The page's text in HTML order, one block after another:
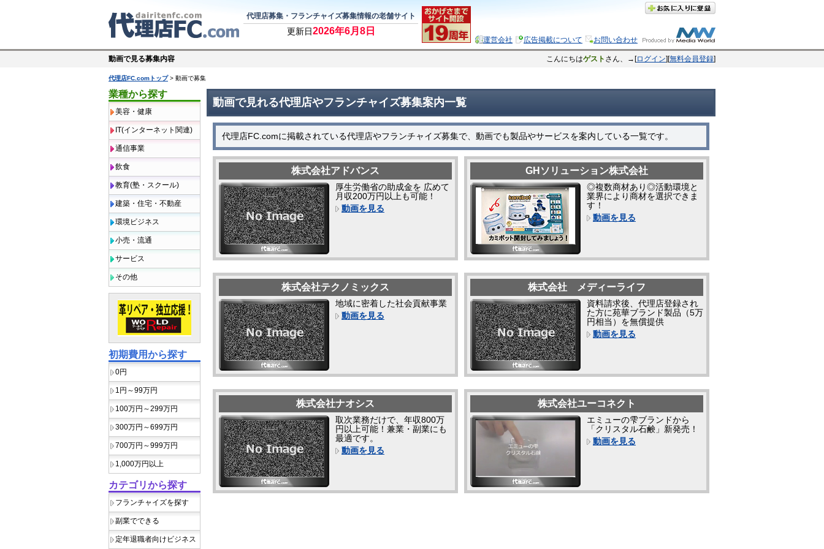
動画で見る募集内容
代理店募集・フランチャイズ募集情報の老舗サイト
更新日2026年6月8日
運営会社 広告掲載について お問い合わせ
こんにちはゲスト さん、→[ログイン][無料会員登録]
代理店FC.comトップ> 動画で募集
動画で見れる代理店やフランチャイズ募集案内一覧
代理店FC.comに掲載されている代理店やフランチャイズ募集で、動画でも製品やサービスを案内している一覧です。
株式会社アドバンス
厚生労働省の助成金を 広めて
月収200万円以上も可能！
動画を見る
GHソリューション株式会社
◎複数商材あり◎活動環境と
業界により商材を選択できま
す！
動画を見る
株式会社テクノミックス
地域に密着した社会貢献事業
動画を見る
株式会社 メディーライフ
資料請求後、代理店登録され
た方に苑華ブランド製品（5万
円相当）を無償提供
動画を見る
株式会社ナオシス
取次業務だけで、年収800万
円以上可能！兼業・副業にも
最適です。
動画を見る
株式会社ユーコネクト
エミューの雫ブランドから
「クリスタル石鹸」新発売！
動画を見る
業種から探す
美容・健康
IT(インターネット関連)
通信事業
飲食
教育(塾・スクール)
建築・住宅・不動産
環境ビジネス
小売・流通
サービス
その他
初期費用から探す
0円
1円～99万円
100万円～299万円
300万円～699万円
700万円～999万円
1,000万円以上
カテゴリから探す
フランチャイズを探す
副業でできる
定年退職者向けビジネス